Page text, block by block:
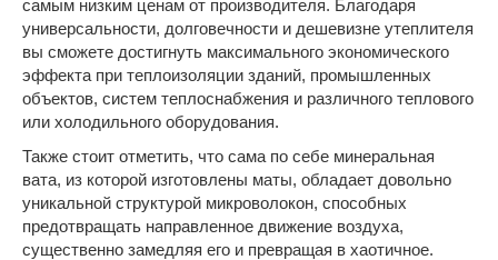
самым низким ценам от производителя. Благодаря
универсальности, долговечности и дешевизне утеплителя
вы сможете достигнуть максимального экономического
эффекта при теплоизоляции зданий, промышленных
объектов, систем теплоснабжения и различного теплового
или холодильного оборудования.
Также стоит отметить, что сама по себе минеральная
вата, из которой изготовлены маты, обладает довольно
уникальной структурой микроволокон, способных
предотвращать направленное движение воздуха,
существенно замедляя его и превращая в хаотичное.